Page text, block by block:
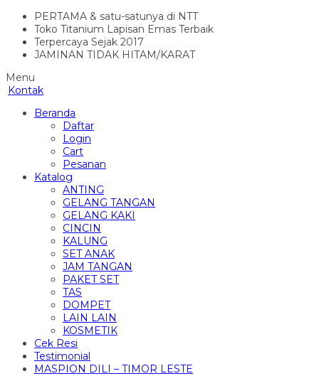
PERTAMA & satu-satunya di NTT
Toko Titanium Lapisan Emas Terbaik
Terpercaya Sejak 2017
JAMINAN TIDAK HITAM/KARAT
Menu
Kontak
Beranda
Daftar
Login
Cart
Pesanan
Katalog
ANTING
GELANG TANGAN
GELANG KAKI
CINCIN
KALUNG
SET ANAK
JAM TANGAN
PAKET SET
TAS
DOMPET
LAIN LAIN
KOSMETIK
Cek Resi
Testimonial
MASPION DILI – TIMOR LESTE